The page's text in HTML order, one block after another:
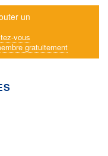
un
vous
gratuitement